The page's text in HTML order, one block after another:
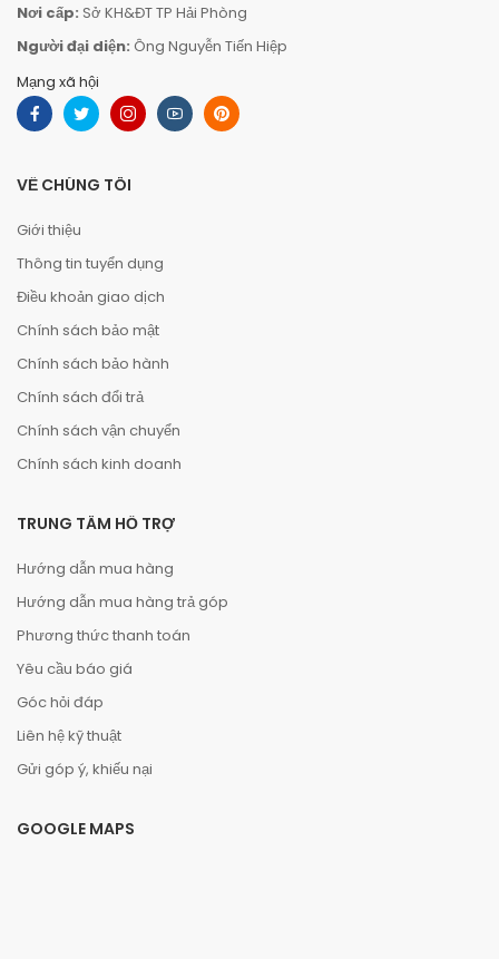
Nơi cấp: Sở KH&ĐT TP Hải Phòng
Người đại diện: Ông Nguyễn Tiến Hiệp
Mạng xã hội
VỀ CHÚNG TÔI
Giới thiệu
Thông tin tuyển dụng
Điều khoản giao dịch
Chính sách bảo mật
Chính sách bảo hành
Chính sách đổi trả
Chính sách vận chuyển
Chính sách kinh doanh
TRUNG TÂM HỖ TRỢ
Hướng dẫn mua hàng
Hướng dẫn mua hàng trả góp
Phương thức thanh toán
Yêu cầu báo giá
Góc hỏi đáp
Liên hệ kỹ thuật
Gửi góp ý, khiếu nại
GOOGLE MAPS